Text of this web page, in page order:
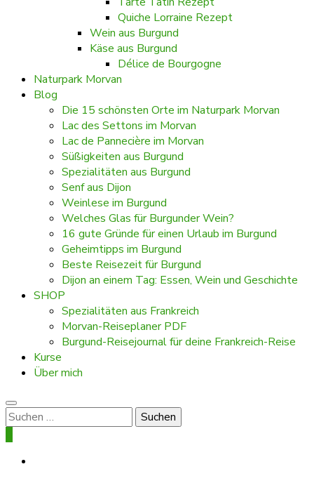
Quiche Lorraine Rezept
Wein aus Burgund
Käse aus Burgund
Délice de Bourgogne
Naturpark Morvan
Blog
Die 15 schönsten Orte im Naturpark Morvan
Lac des Settons im Morvan
Lac de Pannecière im Morvan
Süßigkeiten aus Burgund
Spezialitäten aus Burgund
Senf aus Dijon
Weinlese im Burgund
Welches Glas für Burgunder Wein?
16 gute Gründe für einen Urlaub im Burgund
Geheimtipps im Burgund
Beste Reisezeit für Burgund
Dijon an einem Tag: Essen, Wein und Geschichte
SHOP
Spezialitäten aus Frankreich
Morvan-Reiseplaner PDF
Burgund-Reisejournal für deine Frankreich-Reise
Kurse
Über mich
Suchen
nach: